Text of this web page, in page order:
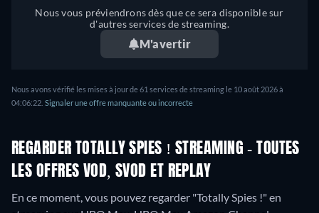
Nous vous préviendrons dès que ce sera disponible sur
d'autres services de streaming.
M'avertir
Nous avons vérifié les mises à jour de 61 services de streaming le 10 août 2026 à
04:06:22. Signaler une offre manquante ou incorrecte
REGARDER TOTALLY SPIES ! STREAMING - TOUTES
LES OFFRES VOD, SVOD ET REPLAY
En ce moment, vous pouvez regarder "Totally Spies !" en